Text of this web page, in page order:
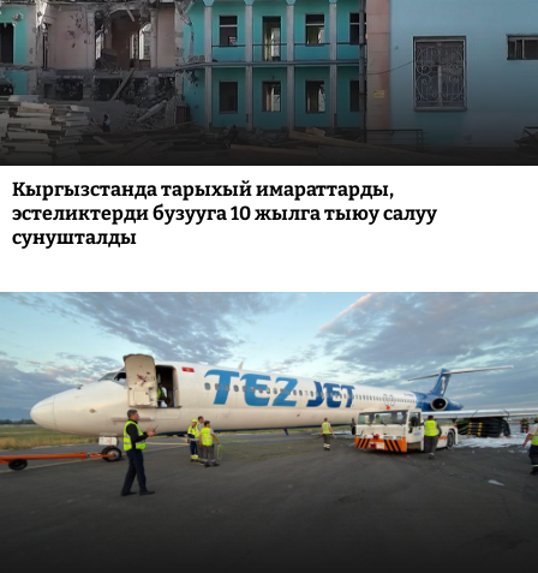
Кыргызстанда тарыхый имараттарды,
эстеликтерди бузууга 10 жылга тыюу салуу
сунушталды